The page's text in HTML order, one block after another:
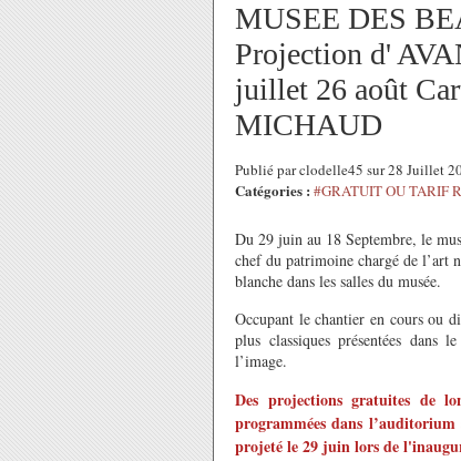
MUSEE DES
Projection d'
juillet 26 août
MICHAUD
Publié par clodelle45 sur 28 Juillet
Catégories : #GRATUIT OU TARIF
Du 29 juin au 18 Septembre, le
chef du patrimoine chargé de l’art
blanche dans les salles du musée.
Occupant le chantier en cours ou
plus classiques présentées dans
l’image.
Des projections gratuites de
programmées dans
projeté le 29 juin lors de